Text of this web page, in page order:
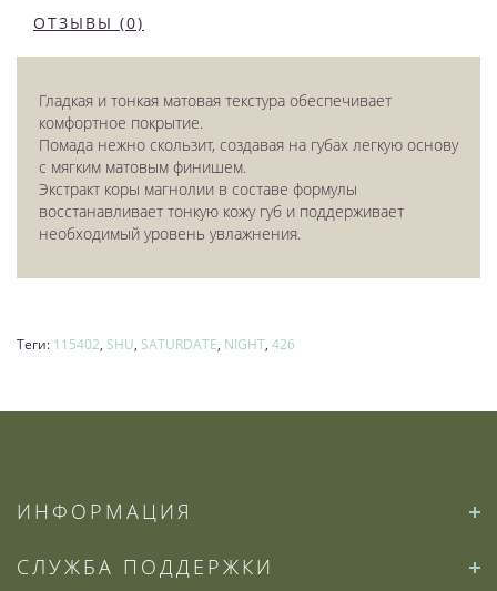
ОТЗЫВЫ (0)
Гладкая и тонкая матовая текстура обеспечивает
комфортное покрытие.
Помада нежно скользит, создавая на губах легкую основу
с мягким матовым финишем.
Экстракт коры магнолии в составе формулы
восстанавливает тонкую кожу губ и поддерживает
необходимый уровень увлажнения.
Теги: 115402, SHU, SATURDATE, NIGHT, 426
ИНФОРМАЦИЯ
СЛУЖБА ПОДДЕРЖКИ